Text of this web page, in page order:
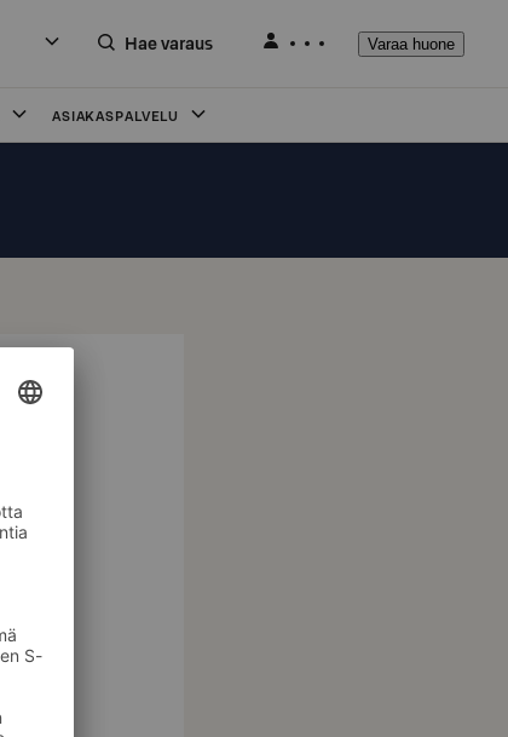
Hae varaus Varaa huone
ASIAKASPALVELU